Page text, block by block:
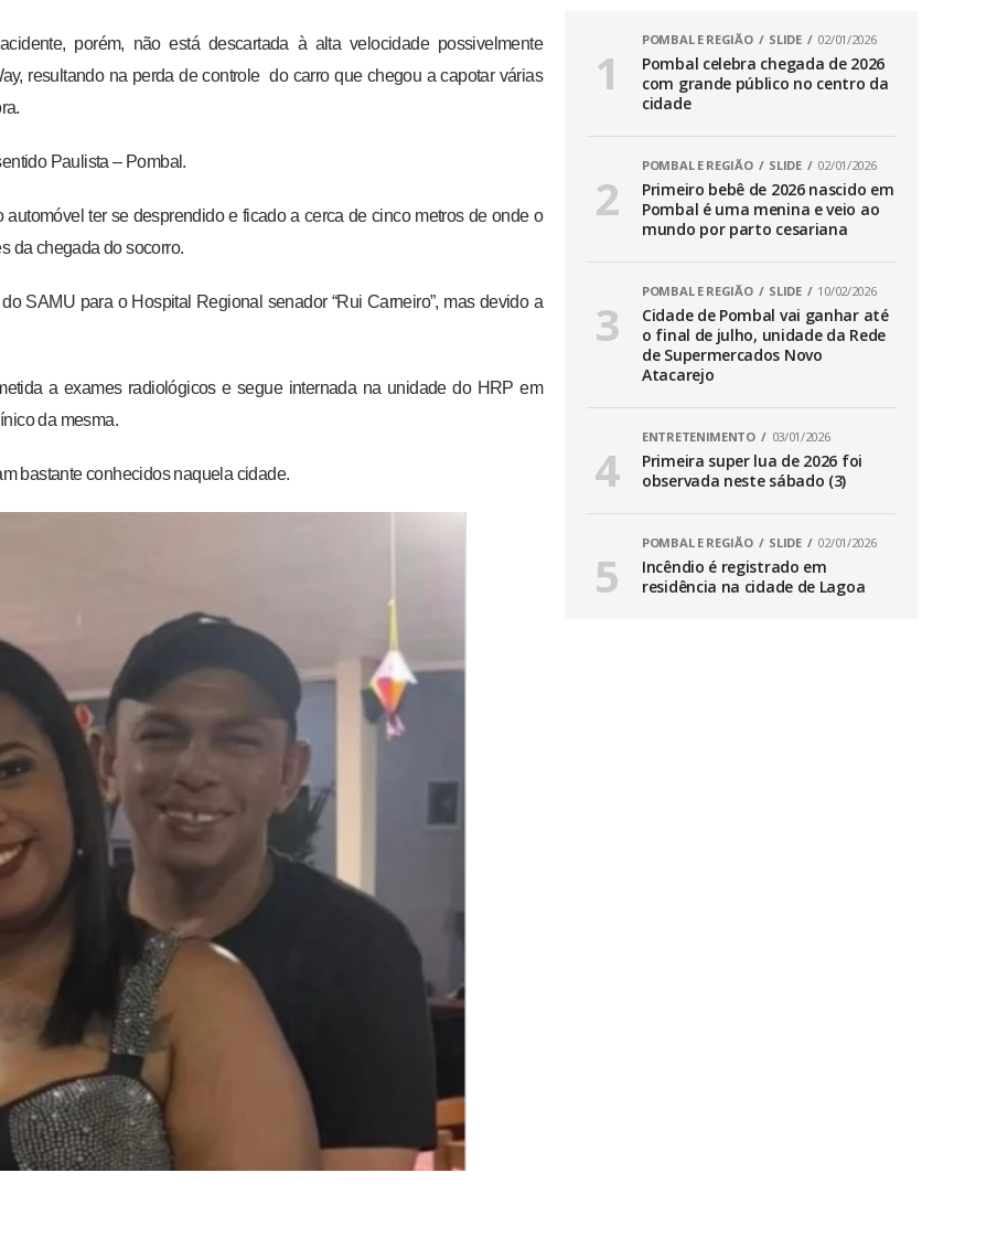
porém, não está descartada à alta velocidade possivelmente
resultando na perda de controle do carro que chegou a capotar várias
Paulista – Pombal.
ter se desprendido e ficado a cerca de cinco metros de onde o
da chegada do socorro.
SAMU para o Hospital Regional senador “Rui Carneiro”, mas devido a
a exames radiológicos e segue internada na unidade do HRP em
da mesma.
bastante conhecidos naquela cidade.
POMBAL E REGIÃO SLIDE 02/01/2026
Pombal celebra chegada de 2026
com grande público no centro da
cidade
POMBAL E REGIÃO SLIDE 02/01/2026
Primeiro bebê de 2026 nascido em
Pombal é uma menina e veio ao
mundo por parto cesariana
POMBAL E REGIÃO SLIDE 10/02/2026
Cidade de Pombal vai ganhar até
o final de julho, unidade da Rede
de Supermercados Novo
Atacarejo
ENTRETENIMENTO 03/01/2026
Primeira super lua de 2026 foi
observada neste sábado (3)
POMBAL E REGIÃO SLIDE 02/01/2026
Incêndio é registrado em
residência na cidade de Lagoa